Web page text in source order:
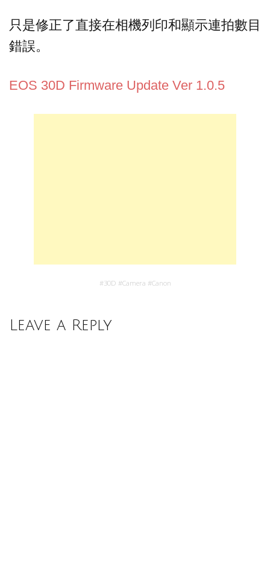
只是修正了直接在相機列印和顯示連拍數目
錯誤。
EOS 30D Firmware Update Ver 1.0.5
#30D #Camera #Canon
Leave a Reply